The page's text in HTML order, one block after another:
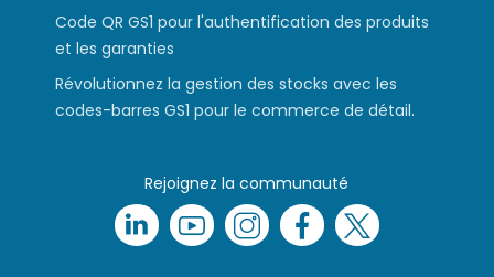
Code QR GS1 pour l'authentification des produits
et les garanties
Révolutionnez la gestion des stocks avec les
codes-barres GS1 pour le commerce de détail.
Rejoignez la communauté